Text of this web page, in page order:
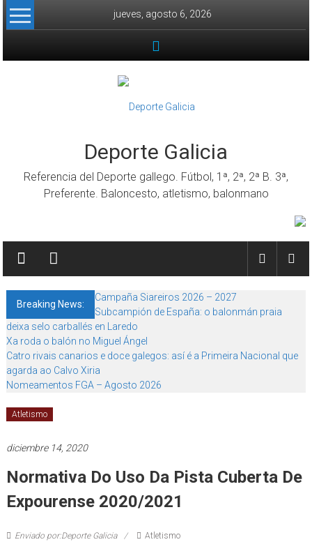
Skip to content
jueves, agosto 6, 2026
Deporte Galicia
Referencia del Deporte gallego. Fútbol, 1ª, 2ª, 2ª B. 3ª,
Preferente. Baloncesto, atletismo, balonmano
Breaking News:
Campaña Siareiros 2026 – 2027
Subcampión de España: o balonmán praia
deixa selo carballés en Laredo
Xa roda o balón no Miguel Ángel
Catro rivais canarios e doce galegos: así é a Primeira Nacional que
agarda ao Calvo Xiria
Nomeamentos FGA – Agosto 2026
Atletismo
diciembre 14, 2020
Normativa Do Uso Da Pista Cuberta De
Expourense 2020/2021
Enviado por:Deporte Galicia Atletismo